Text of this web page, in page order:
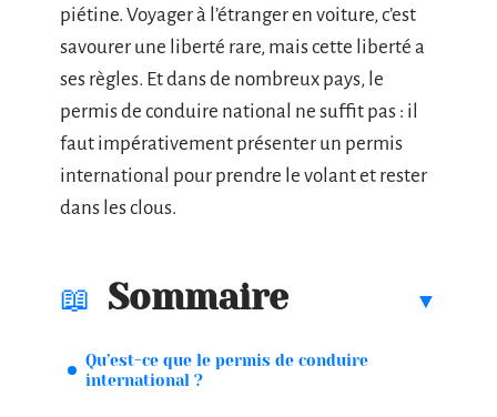
piétine. Voyager à l’étranger en voiture, c’est
savourer une liberté rare, mais cette liberté a
ses règles. Et dans de nombreux pays, le
permis de conduire national ne suffit pas : il
faut impérativement présenter un permis
international pour prendre le volant et rester
dans les clous.
Sommaire
Qu’est-ce que le permis de conduire
international ?